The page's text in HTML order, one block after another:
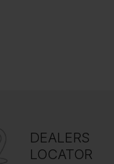
DEALERS
LOCATOR